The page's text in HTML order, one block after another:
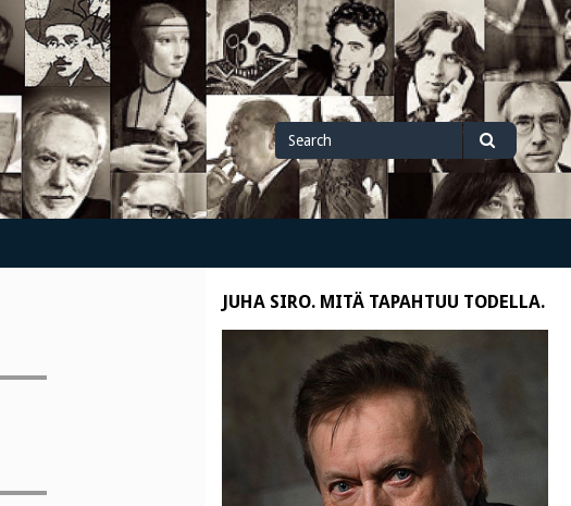
Search
for
Search
JUHA SIRO. MITÄ TAPAHTUU TODELLA.